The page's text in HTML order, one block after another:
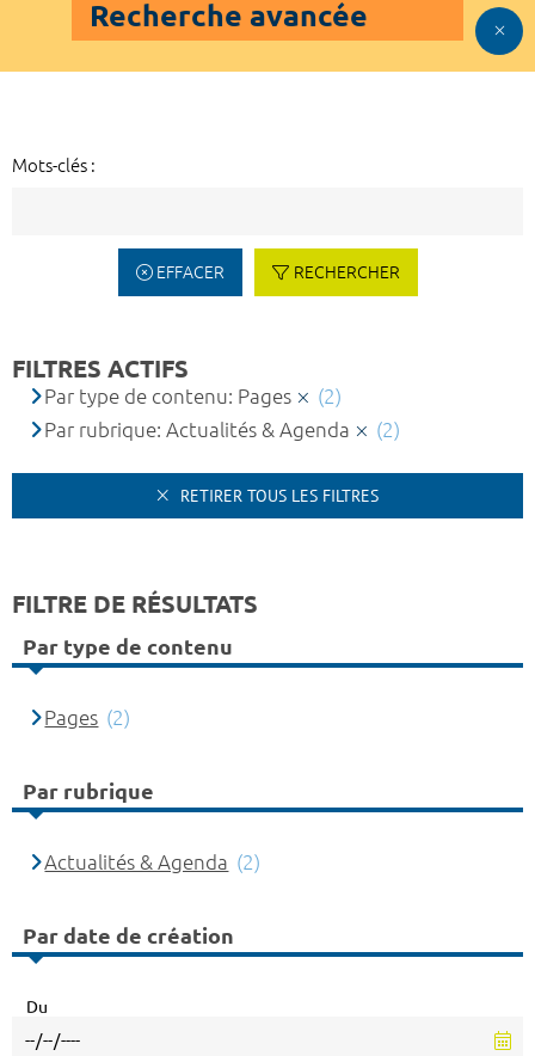
Recherche avancée
Mots-clés :
EFFACER RECHERCHER
FILTRES ACTIFS
Par type de contenu: Pages
(2)
Par rubrique: Actualités & Agenda
(2)
RETIRER TOUS LES FILTRES
FILTRE DE RÉSULTATS
Par type de contenu
Pages (2)
Par rubrique
Actualités & Agenda (2)
Par date de création
Du